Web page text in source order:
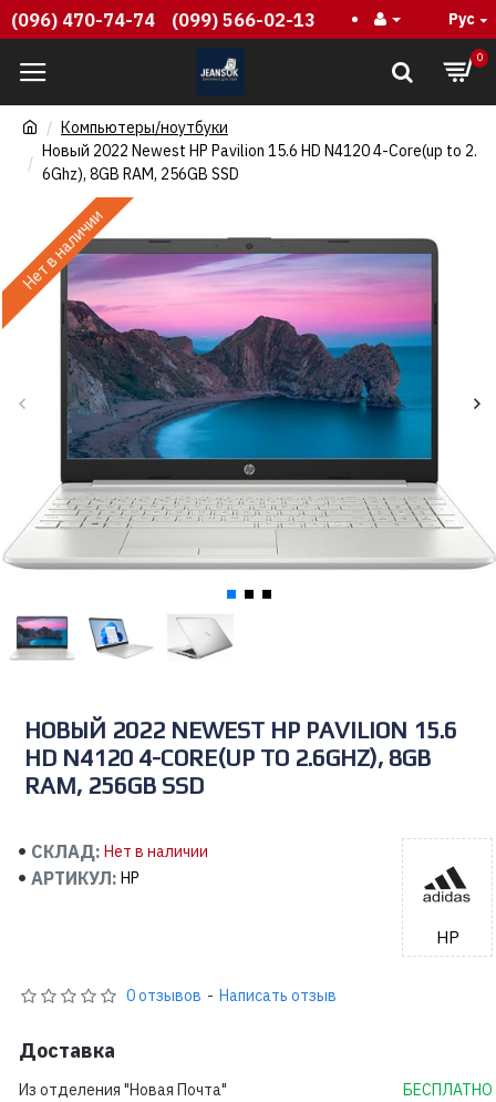
(096) 470-74-74 (099) 566-02-13 Рус
0
Компьютеры/ноутбуки
Новый 2022 Newest HP Pavilion 15.6 HD N4120 4-Core(up to 2.
6Ghz), 8GB RAM, 256GB SSD
Нет в наличии
НОВЫЙ 2022 NEWEST HP PAVILION 15.6
HD N4120 4-CORE(UP TO 2.6GHZ), 8GB
RAM, 256GB SSD
СКЛАД: Нет в наличии
АРТИКУЛ: HP
HP
0 отзывов - Написать отзыв
Доставка
Из отделения "Новая Почта"
БЕСПЛАТНО